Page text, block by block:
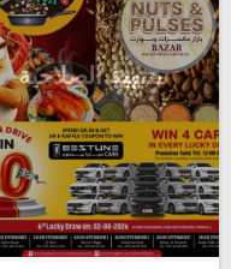
منتهية الصلاحية